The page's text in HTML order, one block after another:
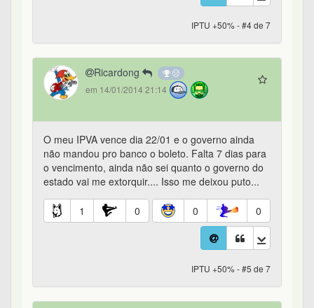
IPTU +50% - #4 de 7
Ricardong
em 14/01/2014 21:14
O meu IPVA vence dia 22/01 e o governo ainda
não mandou pro banco o boleto. Falta 7 dias para
o vencimento, ainda não sei quanto o governo do
estado vai me extorquir.... Isso me deixou puto...
1 0 0 0
IPTU +50% - #5 de 7